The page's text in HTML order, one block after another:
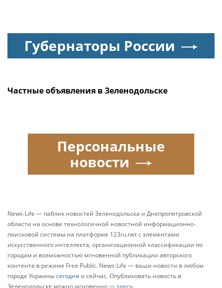
Губернаторы России
Частные объявления в Зеленодольске
Персональные
новости
News-Life — паблик новостей Зеленодольска и Днепропетровской
области на основе технологичной новостной информационно-
поисковой системы на платформе 123ru.net с элементами
искусственного интеллекта, организационной классификации по
городам и возможностью мгновенной публикации авторского
контента в режиме Free Public. News-Life — ваши новости в любом
городе Украинысегодня и сейчас. Опубликовать новость в
Зеленодольске можно мгновенно —здесь.